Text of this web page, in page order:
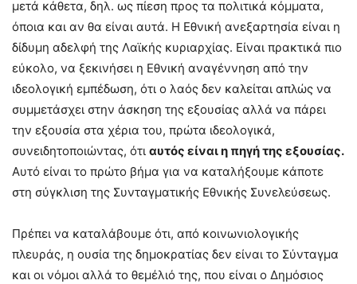
μετά κάθετα, δηλ. ως πίεση προς τα πολιτικά κόμματα,
όποια και αν θα είναι αυτά. Η Εθνική ανεξαρτησία είναι η
δίδυμη αδελφή της Λαϊκής κυριαρχίας. Είναι πρακτικά πιο
εύκολο, να ξεκινήσει η Εθνική αναγέννηση από την
ιδεολογική εμπέδωση, ότι ο λαός δεν καλείται απλώς να
συμμετάσχει στην άσκηση της εξουσίας αλλά να πάρει
την εξουσία στα χέρια του, πρώτα ιδεολογικά,
συνειδητοποιώντας, ότι αυτός είναι η πηγή της εξουσίας.
Αυτό είναι το πρώτο βήμα για να καταλήξουμε κάποτε
στη σύγκλιση της Συνταγματικής Εθνικής Συνελεύσεως.
Πρέπει να καταλάβουμε ότι, από κοινωνιολογικής
πλευράς, η ουσία της δημοκρατίας δεν είναι το Σύνταγμα
και οι νόμοι αλλά το θεμέλιό της, που είναι ο Δημόσιος